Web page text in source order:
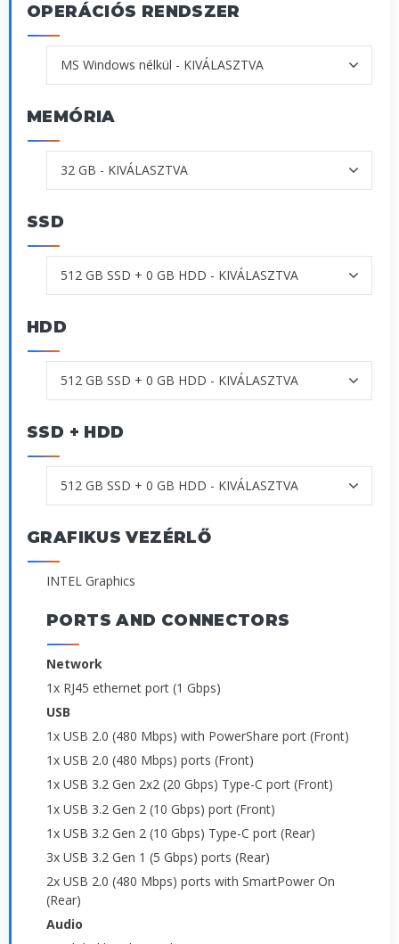
OPERÁCIÓS RENDSZER
MEMÓRIA
SSD
HDD
SSD + HDD
GRAFIKUS VEZÉRLŐ
INTEL Graphics
PORTS AND CONNECTORS
Network
1x RJ45 ethernet port (1 Gbps)
USB
1x USB 2.0 (480 Mbps) with PowerShare port (Front)
1x USB 2.0 (480 Mbps) ports (Front)
1x USB 3.2 Gen 2x2 (20 Gbps) Type-C port (Front)
1x USB 3.2 Gen 2 (10 Gbps) port (Front)
1x USB 3.2 Gen 2 (10 Gbps) Type-C port (Rear)
3x USB 3.2 Gen 1 (5 Gbps) ports (Rear)
2x USB 2.0 (480 Mbps) ports with SmartPower On
(Rear)
Audio